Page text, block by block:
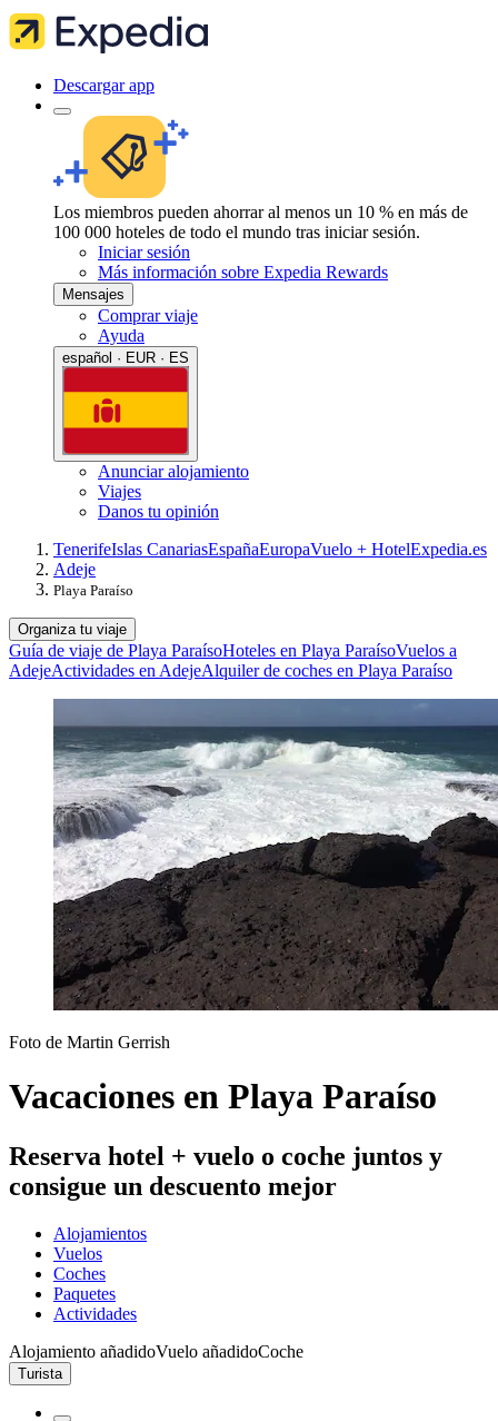
Descargar app
Los miembros pueden ahorrar al menos un 10 % en más de
100 000 hoteles de todo el mundo tras iniciar sesión.
Iniciar sesión
Más información sobre Expedia Rewards
Mensajes
Comprar viaje
Ayuda
español · EUR · ES
Anunciar alojamiento
Viajes
Danos tu opinión
TenerifeIslas CanariasEspañaEuropaVuelo + HotelExpedia.es
Adeje
Playa Paraíso
Organiza tu viaje
Guía de viaje de Playa ParaísoHoteles en Playa ParaísoVuelos a
AdejeActividades en AdejeAlquiler de coches en Playa Paraíso
Foto de Martin Gerrish
Vacaciones en Playa Paraíso
Reserva hotel + vuelo o coche juntos y
consigue un descuento mejor
Alojamientos
Vuelos
Coches
Paquetes
Actividades
Alojamiento añadidoVuelo añadidoCoche
Turista